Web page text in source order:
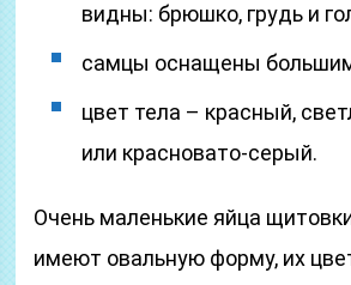
видны: брюшко, грудь и
самцы оснащены
цвет тела – красный,
или красновато-серый.
Очень маленькие яйца
имеют овальную форму, их